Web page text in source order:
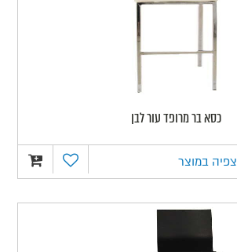
כסא בר מרופד עור לבן
צפיה במוצר